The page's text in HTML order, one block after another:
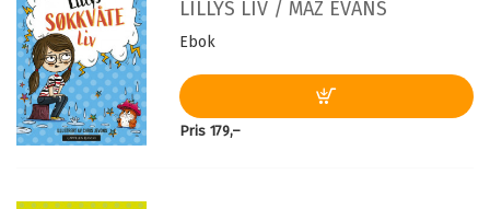
Originaltittel:
Fife
Oversatt av:
Serie:
Lillys liv
Serienummer:
LILLYS LIV /MAZ EVANS
Ebok
Pris 179,–